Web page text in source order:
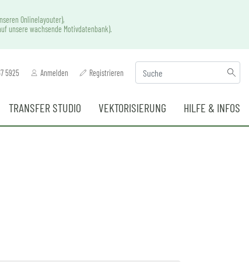
Onlinelayouter),
unsere wachsende Motivdatenbank).
5925 Anmelden Registrieren
TRANSFER STUDIO VEKTORISIERUNG HILFE & INFOS